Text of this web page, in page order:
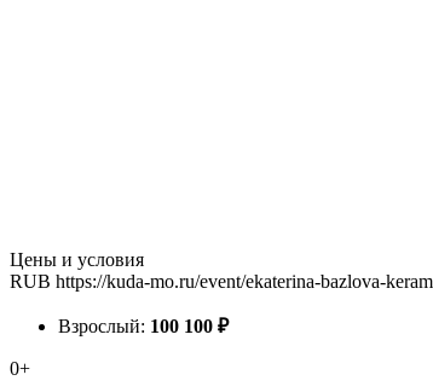
Цены и условия
RUB https://kuda-mo.ru/event/ekaterina-bazlova-
Взрослый: 100 100 ₽
0+